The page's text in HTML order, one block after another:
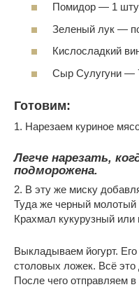
Помидор — 1
Зеленый лук —
Кислосладкий
Сыр Сулугуни —
Готовим:
1. Нарезаем куриное
Легче нарезать,
подморожена.
2. В эту же миску
Туда же черный молотый
Крахмал кукурузный
Выкладываем йогурт.
столовых ложек. Всё
После чего отправляем